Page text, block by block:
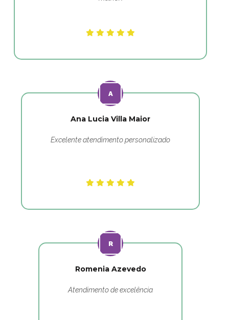
Ana Lucia Villa Maior
Excelente atendimento personalizado
Romenia Azevedo
Atendimento de excelência